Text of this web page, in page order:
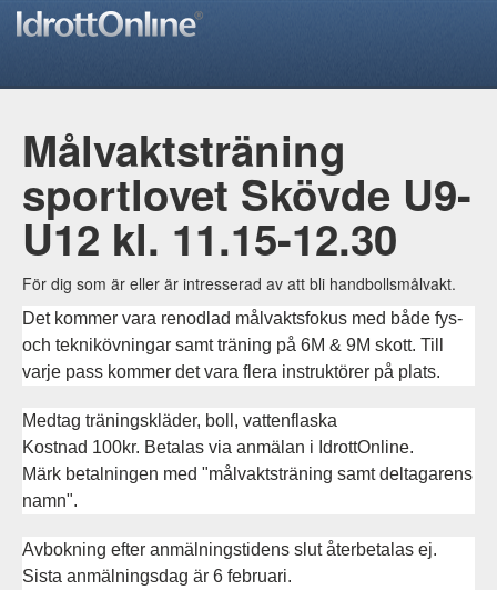
Målvaktsträning
sportlovet Skövde U9-
U12 kl. 11.15-12.30
För dig som är eller är intresserad av att bli handbollsmålvakt.
Det kommer vara renodlad målvaktsfokus med både fys-
och teknikövningar samt träning på 6M & 9M skott. Till
varje pass kommer det vara flera instruktörer på plats.
Medtag träningskläder, boll, vattenflaska
Kostnad 100kr. Betalas via anmälan i IdrottOnline.
Märk betalningen med "målvaktsträning samt deltagarens
namn".
Avbokning efter anmälningstidens slut återbetalas ej.
Sista anmälningsdag är 6 februari.